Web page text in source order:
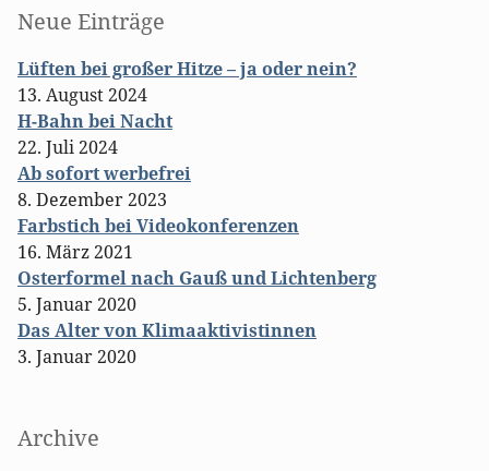
Seitenleiste
Neue Einträge
Lüften bei großer Hitze – ja oder nein?
13. August 2024
H-Bahn bei Nacht
22. Juli 2024
Ab sofort werbefrei
8. Dezember 2023
Farbstich bei Videokonferenzen
16. März 2021
Osterformel nach Gauß und Lichtenberg
5. Januar 2020
Das Alter von Klimaaktivistinnen
3. Januar 2020
Archive